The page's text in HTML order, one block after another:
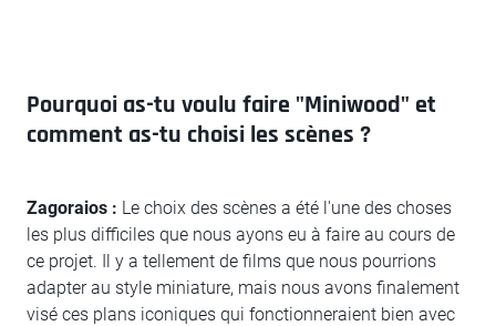
Pourquoi as-tu voulu faire "Miniwood" et
comment as-tu choisi les scènes ?
Zagoraios : Le choix des scènes a été l'une des choses
les plus difficiles que nous ayons eu à faire au cours de
ce projet. Il y a tellement de films que nous pourrions
adapter au style miniature, mais nous avons finalement
visé ces plans iconiques qui fonctionneraient bien avec